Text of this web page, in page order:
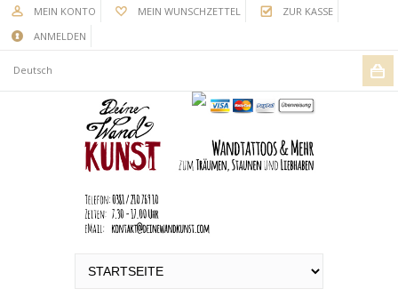
MEIN KONTO MEIN WUNSCHZETTEL
ZUR KASSE
ANMELDEN
Deutsch